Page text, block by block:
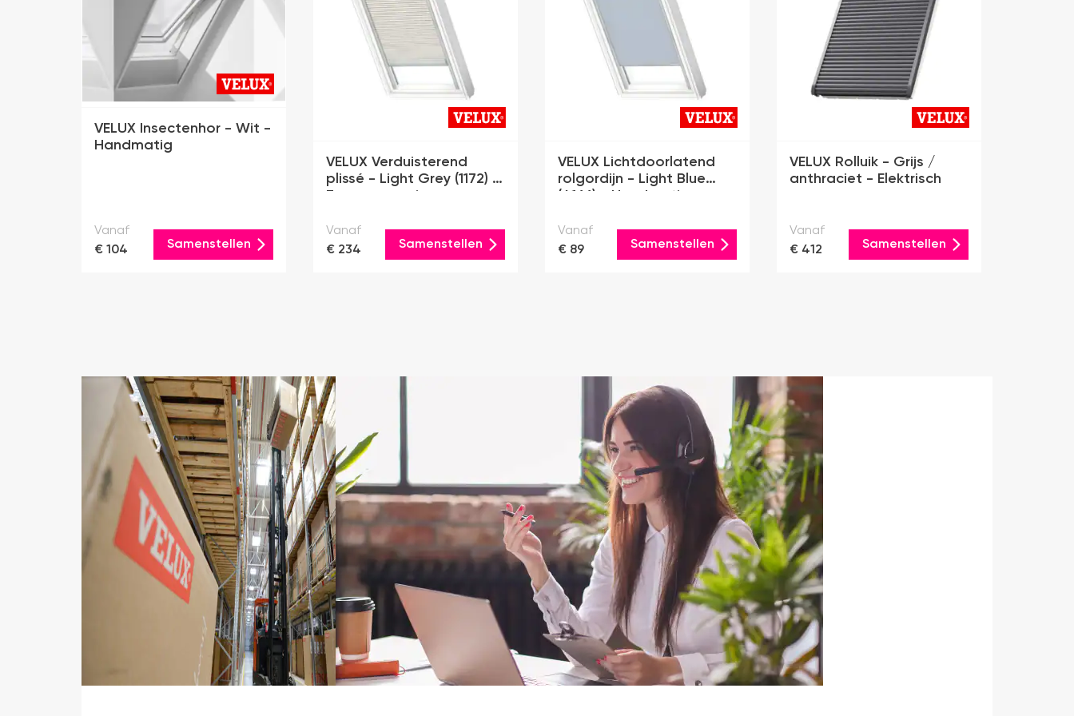
VELUX Insectenhor - Wit -
Handmatig
Vanaf
€ 104
Samenstellen
VELUX Verduisterend
plissé - Light Grey (1172) -
Zonne-energie
Vanaf
€ 234
Samenstellen
VELUX Lichtdoorlatend
rolgordijn - Light Blue
(4166) - Handmatig
Vanaf
€ 89
Samenstellen
VELUX Rolluik - Grijs /
anthraciet - Elektrisch
Vanaf
€ 412
Samenstellen